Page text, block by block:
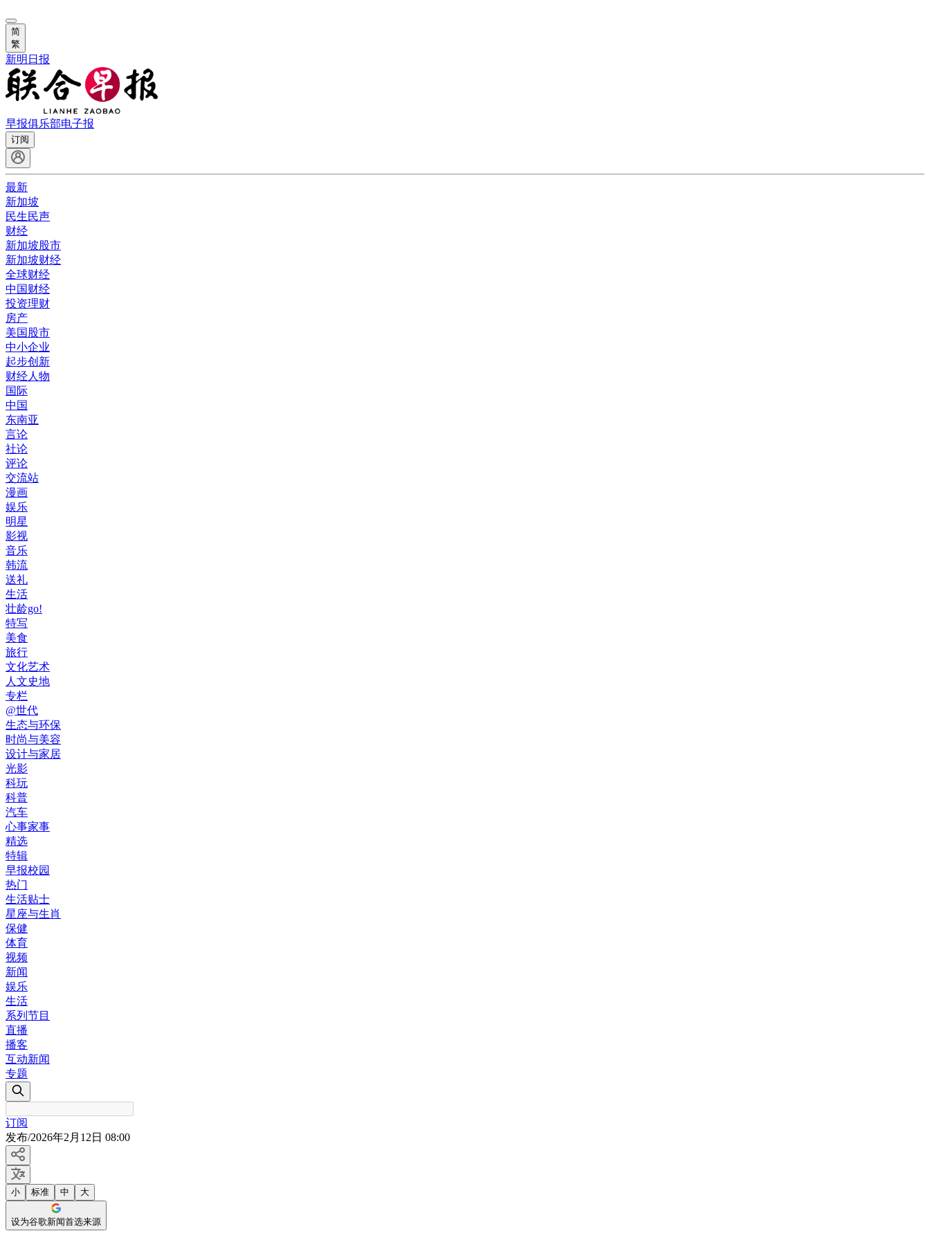
简
繁
新明日报
早报俱乐部电子报
订阅
最新
新加坡
民生民声
财经
新加坡股市
新加坡财经
全球财经
中国财经
投资理财
房产
美国股市
中小企业
起步创新
财经人物
国际
中国
东南亚
言论
社论
评论
交流站
漫画
娱乐
明星
影视
音乐
韩流
送礼
生活
壮龄go!
特写
美食
旅行
文化艺术
人文史地
专栏
@世代
生态与环保
时尚与美容
设计与家居
光影
科玩
科普
汽车
心事家事
精选
特辑
早报校园
热门
生活贴士
星座与生肖
保健
体育
视频
新闻
娱乐
生活
系列节目
直播
播客
互动新闻
专题
订阅
发布/2026年2月12日 08:00
小 标准 中 大
设为谷歌新闻首选来源